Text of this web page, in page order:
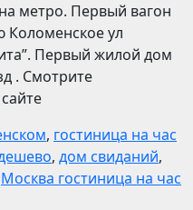
метро. Первый вагон
Коломенское ул
Первый жилой дом
. Смотрите
, гостиница на час
, дом свиданий,
Москва гостиница на час